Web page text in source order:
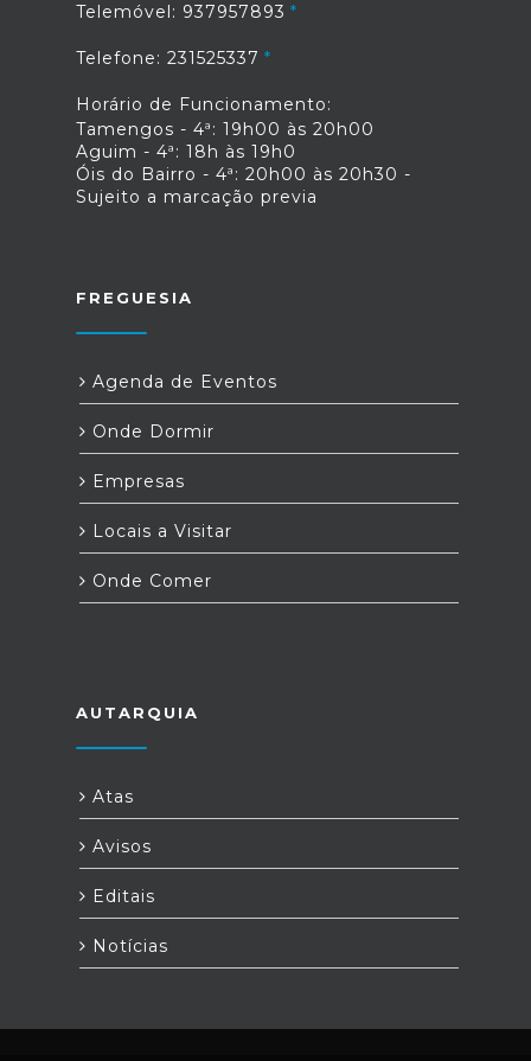
Telemóvel: 937957893
Telefone: 231525337
Horário de Funcionamento:
Tamengos - 4ª: 19h00 às 20h00
Aguim - 4ª: 18h às 19h0
Óis do Bairro - 4ª: 20h00 às 20h30 -
Sujeito a marcação previa
FREGUESIA
Agenda de Eventos
Onde Dormir
Empresas
Locais a Visitar
Onde Comer
AUTARQUIA
Atas
Avisos
Editais
Notícias